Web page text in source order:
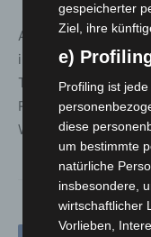
Außerdem sind die
in Senioren- und
Ronnenberg,
Wedemark
gespeicherter
Ziel, ihre
e)
Profiling ist
diese
um bestimmte
natürliche
insbesondere,
wirtschaftlicher
Vorlieben,